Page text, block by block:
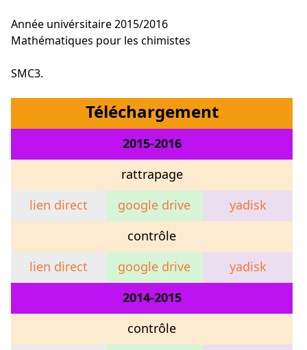
Année univérsitaire 2015/2016
Mathématiques pour les chimistes
SMC3.
Téléchargement
2015-2016
rattrapage
lien direct
google drive
yadisk
contrôle
lien direct
google drive
yadisk
2014-2015
contrôle